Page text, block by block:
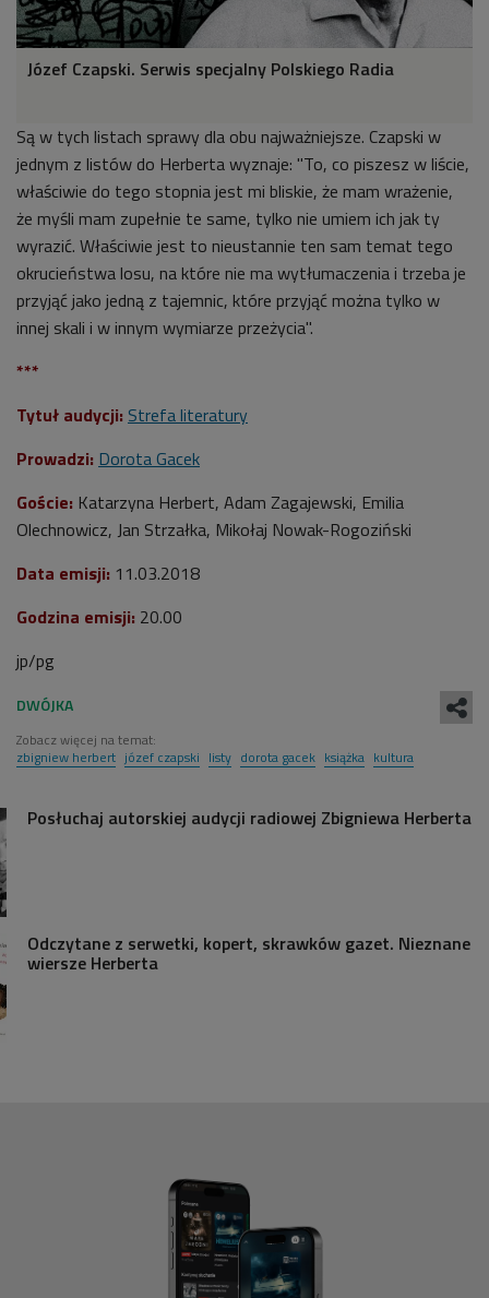
Józef Czapski. Serwis specjalny Polskiego Radia
Są w tych listach sprawy dla obu najważniejsze. Czapski w
jednym z listów do Herberta wyznaje: "To, co piszesz w liście,
właściwie do tego stopnia jest mi bliskie, że mam wrażenie,
że myśli mam zupełnie te same, tylko nie umiem ich jak ty
wyrazić. Właściwie jest to nieustannie ten sam temat tego
okrucieństwa losu, na które nie ma wytłumaczenia i trzeba je
przyjąć jako jedną z tajemnic, które przyjąć można tylko w
innej skali i w innym wymiarze przeżycia".
***
Tytuł audycji: Strefa literatury
Prowadzi: Dorota Gacek
Goście: Katarzyna Herbert, Adam Zagajewski, Emilia
Olechnowicz, Jan Strzałka, Mikołaj Nowak-Rogoziński
Data emisji: 11.03.2018
Godzina emisji: 20.00
jp/pg
Zobacz więcej na temat:
zbigniew herbert józef czapski listy dorota gacek książka kultura
Posłuchaj autorskiej audycji radiowej Zbigniewa Herberta
Odczytane z serwetki, kopert, skrawków gazet. Nieznane
wiersze Herberta